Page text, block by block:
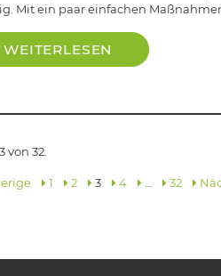
Mit ein paar einfachen
WEITERLESEN
von 32.
1 2 3 4 32